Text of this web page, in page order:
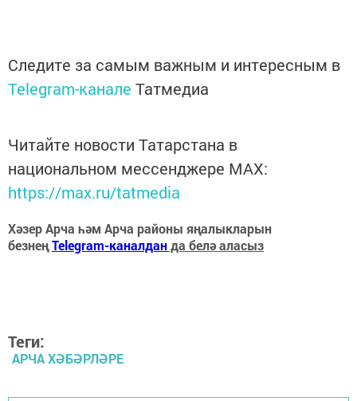
Следите за самым важным и интересным в
Telegram-канале Татмедиа
Читайте новости Татарстана в
национальном мессенджере MАХ:
https://max.ru/tatmedia
Хәзер Арча һәм Арча районы яңалыкларын
безнеңTelegram-каналданда белә аласыз
Теги:
АРЧА ХӘБӘРЛӘРЕ